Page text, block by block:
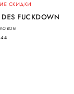
СКИДКИ
FUCKDOWN
44